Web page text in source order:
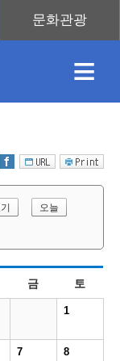
≡
정
정
훈
도
안
오늘
금 토
1
7 8